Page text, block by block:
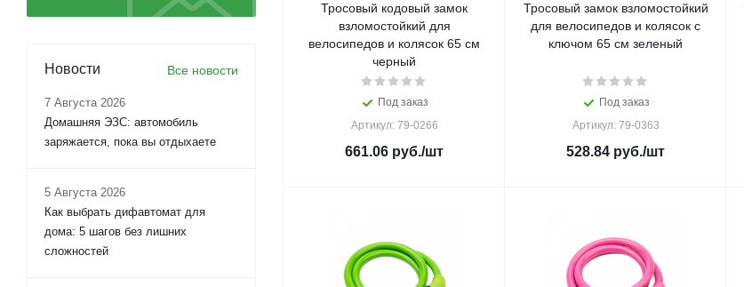
Тросовый кодовый замок
взломостойкий для
велосипедов и колясок 65 см
черный
Под заказ
Артикул: 79-0266
661.06 руб./шт
Тросовый замок взломостойкий
для велосипедов и колясок с
ключом 65 см зеленый
Под заказ
Артикул: 79-0363
528.84 руб./шт
Новости Все новости
7 Августа 2026
Домашняя ЭЗС: автомобиль
заряжается, пока вы отдыхаете
5 Августа 2026
Как выбрать дифавтомат для
дома: 5 шагов без лишних
сложностей